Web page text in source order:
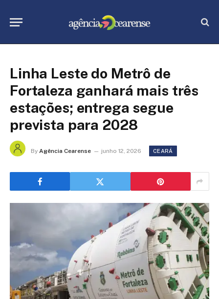
Linha Leste do Metrô de
Fortaleza ganhará mais três
estações; entrega segue
prevista para 2028
By Agência Cearense junho 12, 2026 CEARÁ